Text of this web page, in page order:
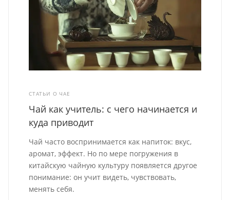
СТАТЬИ О ЧАЕ
Чай как учитель: с чего начинается и
куда приводит
Чай часто воспринимается как напиток: вкус,
аромат, эффект. Но по мере погружения в
китайскую чайную культуру появляется другое
понимание: он учит видеть, чувствовать,
менять себя.